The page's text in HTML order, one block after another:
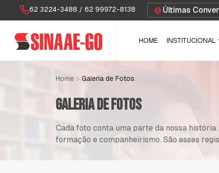
62 3224-3488 / 62 99972-8138
62 3224-3488 / 62 99972-8138
Últimas
HOME
INSTITUCIONAL
Home Galeria de Fotos
GaleriadeFotos
Cadafoto conta uma parteda nossa história:
formação e companheirismo. São esses regis